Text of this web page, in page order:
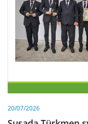
20/07/2026